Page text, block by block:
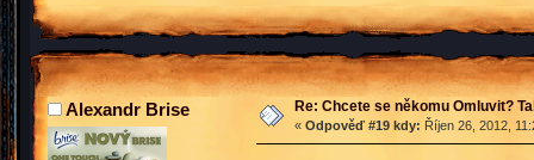
Alexandr Brise Re: Chcete se někomu Omluvit?
« Odpověď #19 kdy: Říjen 26, 2012,